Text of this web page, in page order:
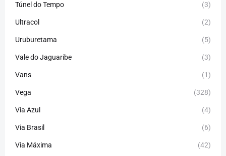
Túnel do Tempo (3)
Ultracol (2)
Uruburetama (5)
Vale do Jaguaribe (3)
Vans (1)
Vega (328)
Via Azul (4)
Via Brasil (6)
Via Máxima (42)